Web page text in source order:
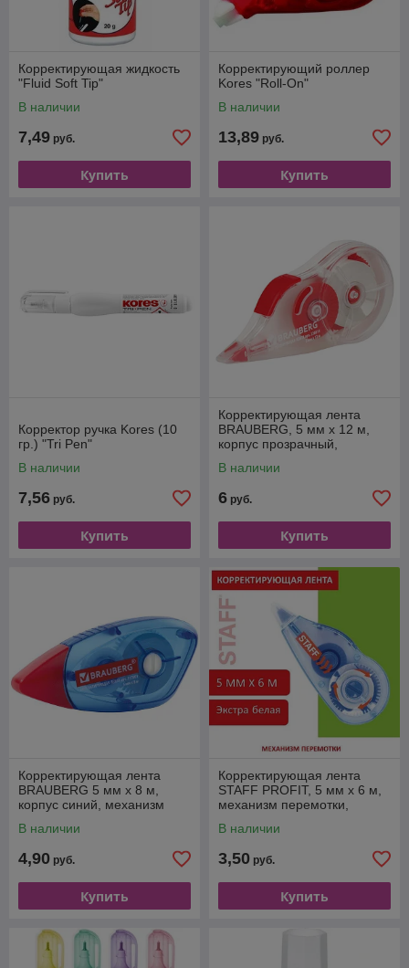
Корректирующая жидкость
"Fluid Soft Tip"
В наличии
7,49 руб.
Купить
Корректирующий роллер
Kores "Roll-On"
В наличии
13,89 руб.
Купить
Корректор ручка Kores (10
гр.) "Tri Pen"
В наличии
7,56 руб.
Купить
Корректирующая лента
BRAUBERG, 5 мм х 12 м,
корпус прозрачный,
блистер
В наличии
6 руб.
Купить
Корректирующая лента
BRAUBERG 5 мм х 8 м,
корпус синий, механизм
В наличии
4,90 руб.
Купить
Корректирующая лента
STAFF PROFIT, 5 мм х 6 м,
механизм перемотки,
европодвес
В наличии
3,50 руб.
Купить